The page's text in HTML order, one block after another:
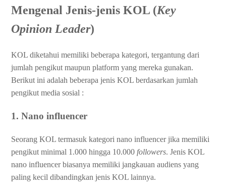
Mengenal Jenis-jenis KOL (Key
Opinion Leader)
KOL diketahui memiliki beberapa kategori, tergantung dari
jumlah pengikut maupun platform yang mereka gunakan.
Berikut ini adalah beberapa jenis KOL berdasarkan jumlah
pengikut media sosial :
1. Nano influencer
Seorang KOL termasuk kategori nano influencer jika memiliki
pengikut minimal 1.000 hingga 10.000 followers. Jenis KOL
nano influencer biasanya memiliki jangkauan audiens yang
paling kecil dibandingkan jenis KOL lainnya.